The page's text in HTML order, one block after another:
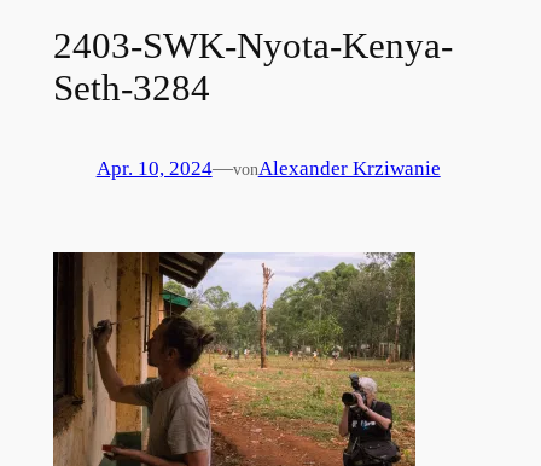
2403-SWK-Nyota-Kenya-
Seth-3284
Apr. 10, 2024—vonAlexander Krziwanie